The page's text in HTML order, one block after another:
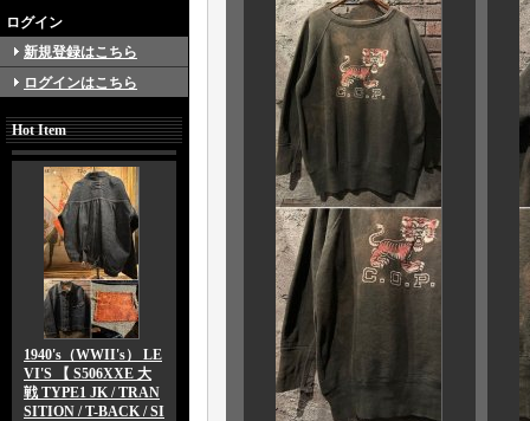
ログイン
新規登録はこちら
ログインはこちら
Hot Item
1940's（WWII's） LE
VI'S 【 S506XXE 大
戦 TYPE1 JK / TRAN
SITION / T-BACK / SI